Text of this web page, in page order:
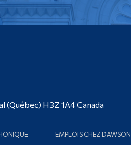
H3Z 1A4 Canada
EMPLOIS CHEZ DAWSON